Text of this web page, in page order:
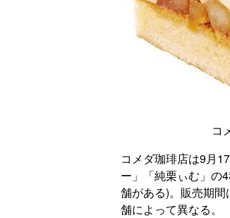
コ
コメダ珈琲店は9月
ー」「純栗ぃむ」の
舗がある)。販売期
舗によって異なる。